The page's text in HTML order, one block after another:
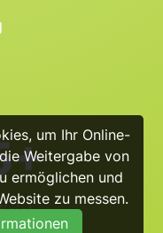
um Ihr Online-
Weitergabe von
ermöglichen und
zu messen.